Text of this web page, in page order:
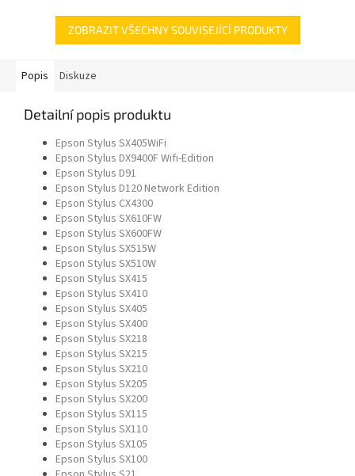
ZOBRAZIT VŠECHNY SOUVISEJÍCÍ PRODUKTY
Popis Diskuze
Detailní popis produktu
Epson Stylus SX405WiFi
Epson Stylus DX9400F Wifi-Edition
Epson Stylus D91
Epson Stylus D120 Network Edition
Epson Stylus CX4300
Epson Stylus SX610FW
Epson Stylus SX600FW
Epson Stylus SX515W
Epson Stylus SX510W
Epson Stylus SX415
Epson Stylus SX410
Epson Stylus SX405
Epson Stylus SX400
Epson Stylus SX218
Epson Stylus SX215
Epson Stylus SX210
Epson Stylus SX205
Epson Stylus SX200
Epson Stylus SX115
Epson Stylus SX110
Epson Stylus SX105
Epson Stylus SX100